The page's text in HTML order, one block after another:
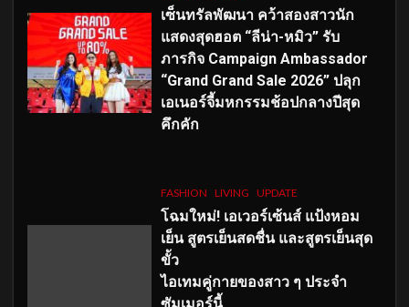
เซ็นทรัลพัฒนา คว้าสองสาวนัก
แสดงสุดฮอต “ลีน่า-หมิว” รับ
ภารกิจ Campaign Ambassador
“Grand Grand Sale 2026” ปลุก
เอเนอร์จี้มหกรรมช้อปกลางปีสุด
คึกคัก
FASHION LIVING UPDATE
โฉมใหม่! เอเวอร์เซ้นส์ แป้งหอม
เย็น สูตรเย็นสดชื่น และสูตรเย็นสุด
ขั้ว
ไอเทมคู่กายของสาว ๆ ประจำ